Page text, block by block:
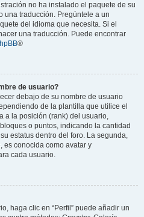
no ha instalado el paquete de su
una traducción. Pregúntele a un
del idioma que necesita. Si el
una traducción. Puede encontrar
®
de usuario?
debajo de su nombre de usuario
de la plantilla que utilice el
a la posición (rank) del usuario,
o puntos, indicando la cantidad
estatus dentro del foro. La segunda,
es conocida como avatar y
cada usuario.
haga clic en “Perfil” puede añadir un